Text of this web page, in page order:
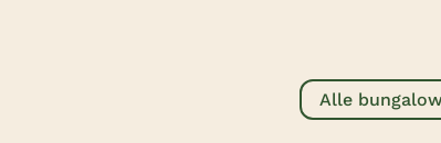
Alle